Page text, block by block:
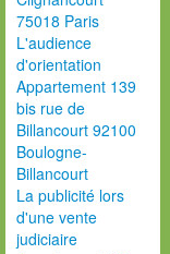
75018 Paris
L'audience
d'orientation
Appartement 139
bis rue de
Billancourt 92100
Boulogne-
Billancourt
La publicité lors
d'une vente
judiciaire